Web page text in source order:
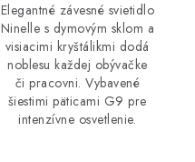
Elegantné závesné svietidlo
Ninelle s dymovým sklom a
visiacimi kryštálikmi dodá
noblesu každej obývačke
či pracovni. Vybavené
šiestimi päticami G9 pre
intenzívne osvetlenie.